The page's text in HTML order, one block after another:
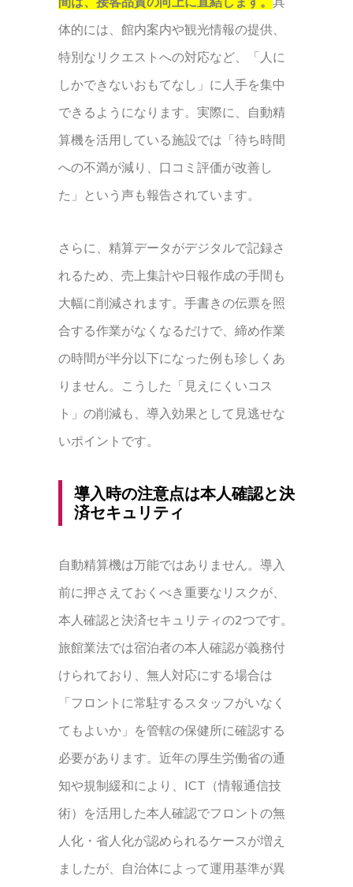
体的には、館内案内や観光情報の提供、
特別なリクエストへの対応など、「人に
しかできないおもてなし」に人手を集中
できるようになります。実際に、自動精
算機を活用している施設では「待ち時間
への不満が減り、口コミ評価が改善し
た」という声も報告されています。
さらに、精算データがデジタルで記録さ
れるため、売上集計や日報作成の手間も
大幅に削減されます。手書きの伝票を照
合する作業がなくなるだけで、締め作業
の時間が半分以下になった例も珍しくあ
りません。こうした「見えにくいコス
ト」の削減も、導入効果として見逃せな
いポイントです。
導入時の注意点は本人確認と決
済セキュリティ
自動精算機は万能ではありません。導入
前に押さえておくべき重要なリスクが、
本人確認と決済セキュリティの2つです。
旅館業法では宿泊者の本人確認が義務付
けられており、無人対応にする場合は
「フロントに常駐するスタッフがいなく
てもよいか」を管轄の保健所に確認する
必要があります。近年の厚生労働省の通
知や規制緩和により、ICT（情報通信技
術）を活用した本人確認でフロントの無
人化・省人化が認められるケースが増え
ましたが、自治体によって運用基準が異